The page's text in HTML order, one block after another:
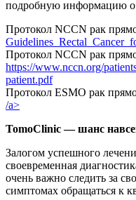
подробную информацию о
Протокол NCCN рак
Протокол NCCN рак
https://www.nccn.org/
patient.pdf
Протокол ESMO рак
/a>
TomoClinic — шанс
Залогом успешного
своевременная
очень важно следить за
симптомах обращаться к